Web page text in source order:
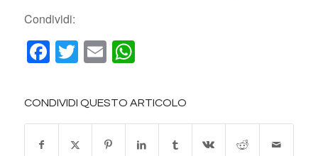
Condividi:
Facebook
Twitter
EmailWhatsApp
CONDIVIDI QUESTO ARTICOLO